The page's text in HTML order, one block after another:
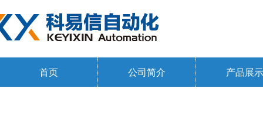
首页 公司简介 产品展示